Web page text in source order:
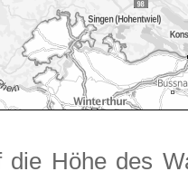
die Höhe des